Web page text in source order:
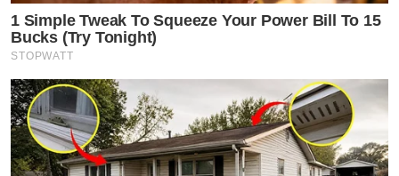
1 Simple Tweak To Squeeze Your Power Bill To 15
Bucks (Try Tonight)
STOPWATT